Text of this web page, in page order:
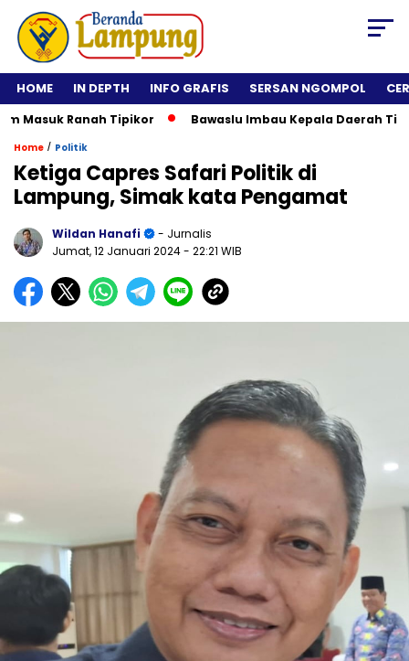
HOME IN DEPTH INFO GRAFIS SERSAN NGOMPOL
Masuk Ranah Tipikor Bawaslu Imbau Kepala Daerah
Home / Politik
Ketiga Capres Safari Politik di
Lampung, Simak kata Pengamat
Wildan Hanafi
- Jurnalis
Jumat, 12 Januari 2024- 22:21 WIB